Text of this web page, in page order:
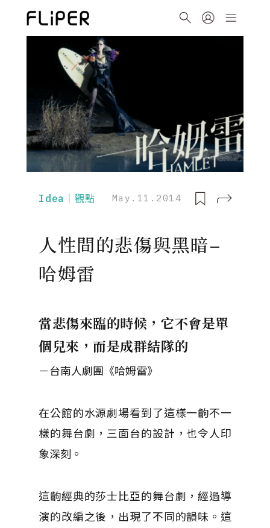
Idea｜觀點 May.11.2014
人性間的悲傷與黑暗–
哈姆雷
當悲傷來臨的時候，它不會是單
個兒來，而是成群結隊的
－台南人劇團《哈姆雷》
在公館的水源劇場看到了這樣一齣不一
樣的舞台劇，三面台的設計，也令人印
象深刻。
這齣經典的莎士比亞的舞台劇，經過導
演的改編之後，出現了不同的韻味。這